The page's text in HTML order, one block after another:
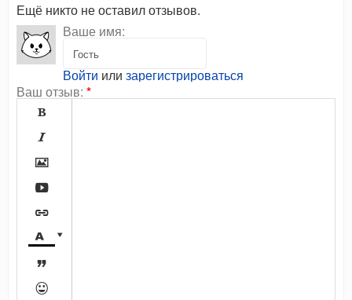
Ещё никто не оставил отзывов.
Ваше имя:
Войти или зарегистрироваться
Ваш отзыв: *








